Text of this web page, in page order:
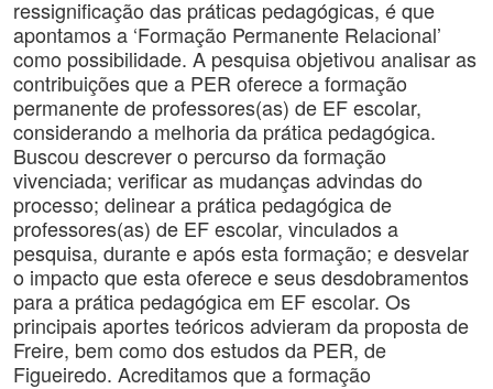
ressignificação das práticas pedagógicas, é que
apontamos a ‘Formação Permanente Relacional’
como possibilidade. A pesquisa objetivou analisar as
contribuições que a PER oferece a formação
permanente de professores(as) de EF escolar,
considerando a melhoria da prática pedagógica.
Buscou descrever o percurso da formação
vivenciada; verificar as mudanças advindas do
processo; delinear a prática pedagógica de
professores(as) de EF escolar, vinculados a
pesquisa, durante e após esta formação; e desvelar
o impacto que esta oferece e seus desdobramentos
para a prática pedagógica em EF escolar. Os
principais aportes teóricos advieram da proposta de
Freire, bem como dos estudos da PER, de
Figueiredo. Acreditamos que a formação